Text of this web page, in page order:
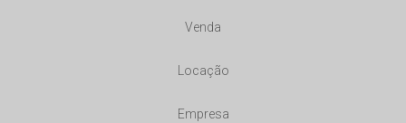
Venda
Locação
Empresa